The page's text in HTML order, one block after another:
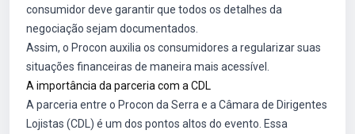
consumidor deve garantir que todos os detalhes da
negociação sejam documentados.
Assim, o Procon auxilia os consumidores a regularizar suas
situações financeiras de maneira mais acessível.
A importância da parceria com a CDL
A parceria entre o Procon da Serra e a Câmara de Dirigentes
Lojistas (CDL) é um dos pontos altos do evento. Essa